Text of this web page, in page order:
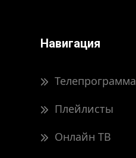
Навигация
Телепрограмма
Плейлисты
Онлайн ТВ